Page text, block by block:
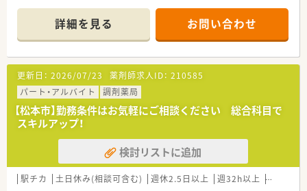
■2015年には大手医薬品企業の参加に入り、さらなる飛躍を目
指している活気ある企業です。
■グループとしての全体研修があり、スキルアップができる環境
です。
詳細を見る お問い合わせ
更新日： 2026/07/23 薬剤師求人ID： 210585
パート・アルバイト
調剤薬局
【松本市】勤務条件はお気軽にご相談ください 総合科目で
スキルアップ！
検討リストに追加
駅チカ 土日休み(相談可含む) 週休2.5日以上 週32h以上 未経験可